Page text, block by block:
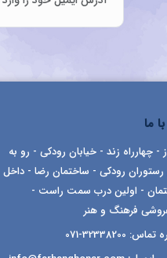
ما
- چهارراه زند - خیابان رودکی - رو به
رودکی - ساختمان رضا - داخل
- اولین درب سمت راست -
فرهنگ و هنر
تماس: 32338200-071